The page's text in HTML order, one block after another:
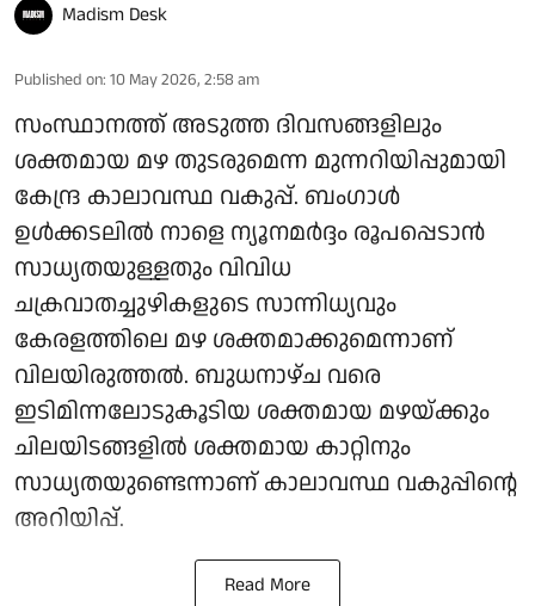
Madism Desk
Published on: 10 May 2026, 2:58 am
സംസ്ഥാനത്ത് അടുത്ത ദിവസങ്ങളിലും
ശക്തമായ മഴ തുടരുമെന്ന മുന്നറിയിപ്പുമായി
കേന്ദ്ര കാലാവസ്ഥ വകുപ്പ്. ബംഗാൾ
ഉൾക്കടലിൽ നാളെ ന്യൂനമർദ്ദം രൂപപ്പെടാൻ
സാധ്യതയുള്ളതും വിവിധ
ചക്രവാതച്ചുഴികളുടെ സാന്നിധ്യവും
കേരളത്തിലെ മഴ ശക്തമാക്കുമെന്നാണ്
വിലയിരുത്തൽ. ബുധനാഴ്ച വരെ
ഇടിമിന്നലോടുകൂടിയ ശക്തമായ മഴയ്ക്കും
ചിലയിടങ്ങളിൽ ശക്തമായ കാറ്റിനും
സാധ്യതയുണ്ടെന്നാണ് കാലാവസ്ഥ വകുപ്പിന്റെ
അറിയിപ്പ്.
Read More